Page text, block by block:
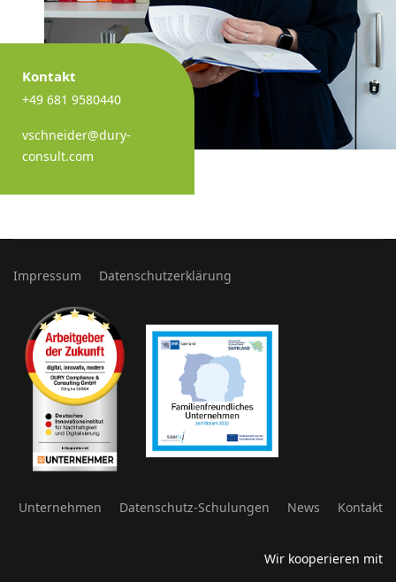
Kontakt
+49 681 9580440
vschneider@dury-
consult.com
Impressum Datenschutzerklärung
Unternehmen Datenschutz-Schulungen News Kontakt
Wir kooperieren mit